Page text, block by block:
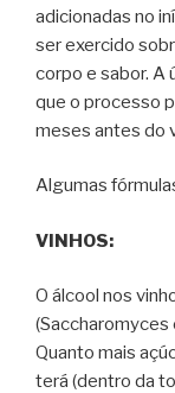
adicionadas no
ser exercido
corpo e sabor. A
que o processo
meses antes do
Algumas
VINHOS:
O álcool nos
(Saccharomyces
Quanto mais
terá (dentro da